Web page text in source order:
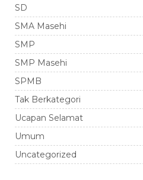
SD
SMA Masehi
SMP
SMP Masehi
SPMB
Tak Berkategori
Ucapan Selamat
Umum
Uncategorized